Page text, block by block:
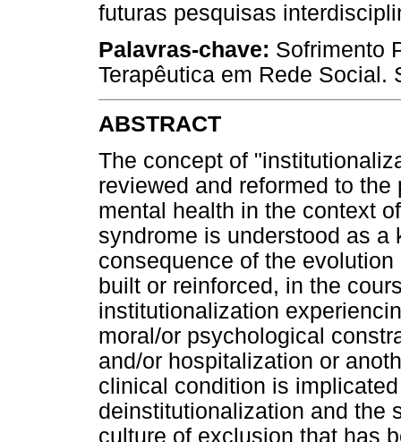
futuras pesquisas
Palavras-chave: Sofrimento
Terapêutica em Rede Social.
ABSTRACT
The concept of
reviewed and reformed to
mental health in the context
syndrome is understood as
consequence of the
built or reinforced, in the
institutionalization
moral/or psychological
and/or hospitalization or
clinical condition is
deinstitutionalization and the
culture of exclusion that has